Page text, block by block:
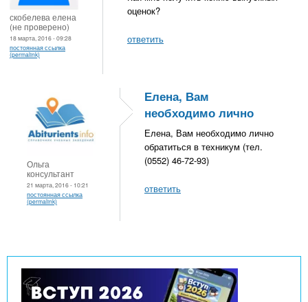
скобелева елена
(не проверено)
18 марта, 2016 - 09:28
постоянная ссылка
(permalink)
оценок?
ответить
Ольга
консультант
21 марта, 2016 - 10:21
постоянная ссылка
(permalink)
Елена, Вам
необходимо лично
Елена, Вам необходимо лично
обратиться в техникум (тел.
(0552) 46-72-93)
ответить